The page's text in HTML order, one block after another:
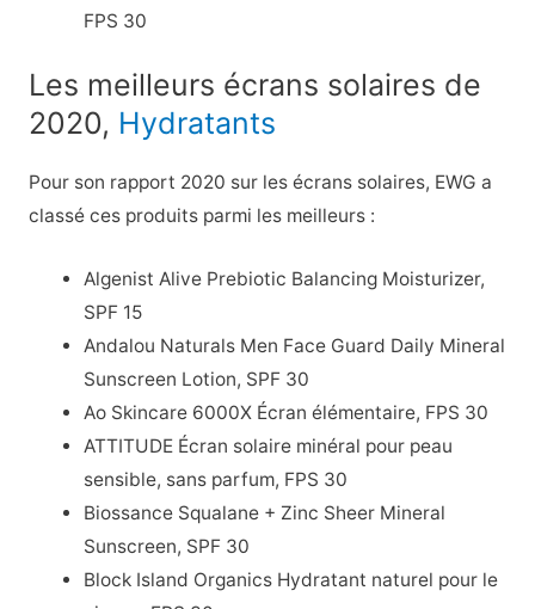
FPS 30
Les meilleurs écrans solaires de
2020, Hydratants
Pour son rapport 2020 sur les écrans solaires, EWG a
classé ces produits parmi les meilleurs :
Algenist Alive Prebiotic Balancing Moisturizer,
SPF 15
Andalou Naturals Men Face Guard Daily Mineral
Sunscreen Lotion, SPF 30
Ao Skincare 6000X Écran élémentaire, FPS 30
ATTITUDE Écran solaire minéral pour peau
sensible, sans parfum, FPS 30
Biossance Squalane + Zinc Sheer Mineral
Sunscreen, SPF 30
Block Island Organics Hydratant naturel pour le